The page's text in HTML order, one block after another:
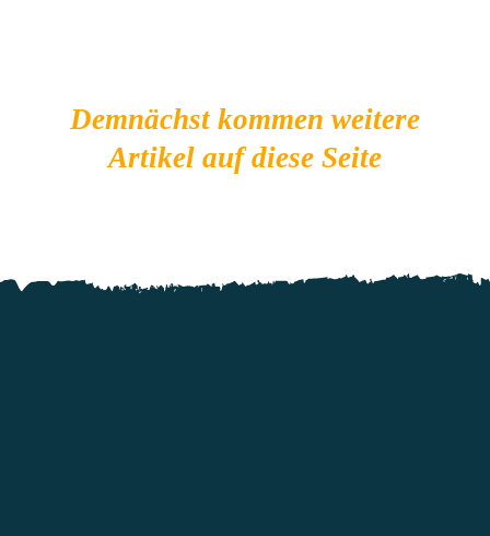
Demnächst kommen weitere
Artikel auf diese Seite